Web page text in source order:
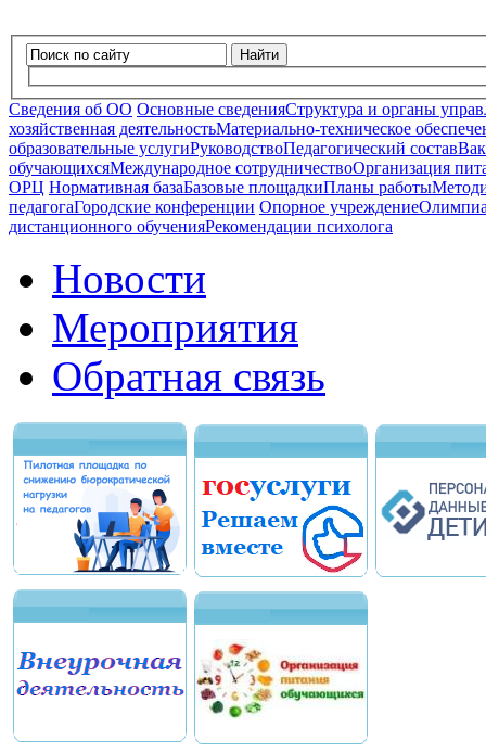
Найти
Сведения об ОО Основные сведенияСтруктура и органы
хозяйственная деятельностьМатериально-техническое
образовательные услугиРуководствоПедагогический состав
обучающихсяМеждународное сотрудничествоОрганизация
ОРЦ Нормативная базаБазовые площадкиПланы работы
педагогаГородские конференции Опорное учреждение
дистанционного обученияРекомендации психолога
Новости
Мероприятия
Обратная связь